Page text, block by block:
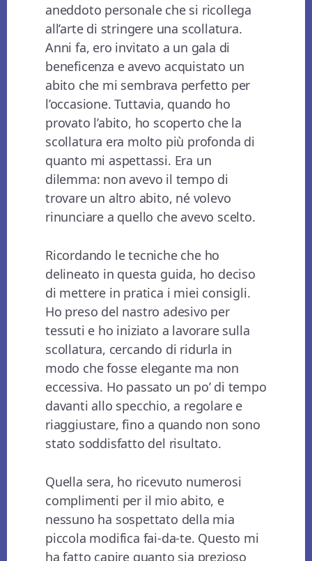
aneddoto personale che si ricollega
all’arte di stringere una scollatura.
Anni fa, ero invitato a un gala di
beneficenza e avevo acquistato un
abito che mi sembrava perfetto per
l’occasione. Tuttavia, quando ho
provato l’abito, ho scoperto che la
scollatura era molto più profonda di
quanto mi aspettassi. Era un
dilemma: non avevo il tempo di
trovare un altro abito, né volevo
rinunciare a quello che avevo scelto.
Ricordando le tecniche che ho
delineato in questa guida, ho deciso
di mettere in pratica i miei consigli.
Ho preso del nastro adesivo per
tessuti e ho iniziato a lavorare sulla
scollatura, cercando di ridurla in
modo che fosse elegante ma non
eccessiva. Ho passato un po’ di tempo
davanti allo specchio, a regolare e
riaggiustare, fino a quando non sono
stato soddisfatto del risultato.
Quella sera, ho ricevuto numerosi
complimenti per il mio abito, e
nessuno ha sospettato della mia
piccola modifica fai-da-te. Questo mi
ha fatto capire quanto sia prezioso